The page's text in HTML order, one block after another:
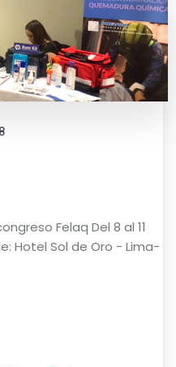
Felaq Del 8 al 11
Hotel Sol de Oro - Lima-